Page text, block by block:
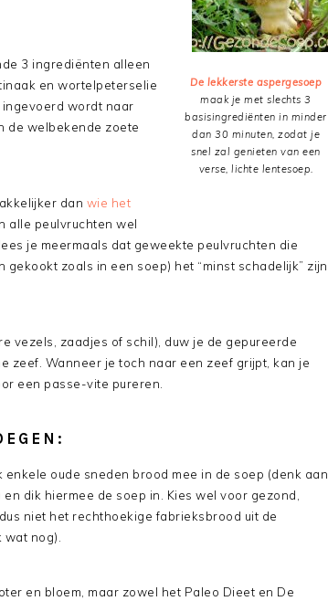
De lekkerste aspergesoep
maak je met slechts 3
basisingrediënten in minder
dan 30 minuten, zodat je
snel zal genieten van een
verse, lichte lentesoep.
3 ingrediënten alleen
en wortelpeterselie
ingevoerd wordt naar
de welbekende zoete
dan wie het
alle peulvruchten wel
je meermaals dat geweekte peulvruchten die
zoals in een soep) het “minst schadelijk” zijn
vezels, zaadjes of schil), duw je de gepureerde
zeef. Wanneer je toch naar een zeef grijpt, kan je
een passe-vite pureren.
oude sneden brood mee in de soep (denk aan
dik hiermee de soep in. Kies wel voor gezond,
niet het rechthoekige fabrieksbrood uit de
nog).
en bloem, maar zowel het Paleo Dieet en De